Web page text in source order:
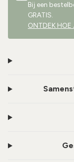
Bij een
GRATIS.
ONTDEK HOE